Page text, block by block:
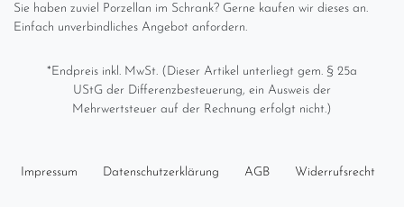
Sie haben zuviel Porzellan im Schrank? Gerne kaufen wir dieses an.
Einfach unverbindliches Angebot anfordern.
*Endpreis inkl. MwSt. (Dieser Artikel unterliegt gem. § 25a
UStG der Differenzbesteuerung, ein Ausweis der
Mehrwertsteuer auf der Rechnung erfolgt nicht.)
Impressum Daten­schutz­erklärung AGB Widerrufs­recht